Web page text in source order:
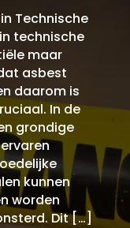
Technische
technische
maar
asbest
daarom is
In de
grondige
kunnen
worden
Dit […]